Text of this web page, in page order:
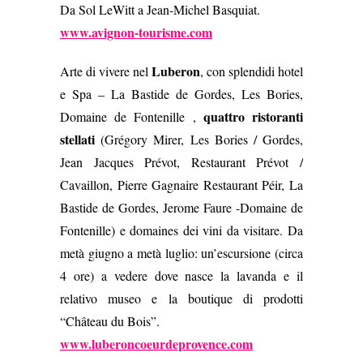
Da Sol LeWitt a Jean-Michel Basquiat.
www.avignon-tourisme.com
Arte di vivere nel Luberon, con splendidi hotel
e Spa – La Bastide de Gordes, Les Bories,
Domaine de Fontenille , quattro ristoranti
stellati (Grégory Mirer, Les Bories / Gordes,
Jean Jacques Prévot, Restaurant Prévot /
Cavaillon, Pierre Gagnaire Restaurant Péir, La
Bastide de Gordes, Jerome Faure -Domaine de
Fontenille) e domaines dei vini da visitare. Da
metà giugno a metà luglio: un’escursione (circa
4 ore) a vedere dove nasce la lavanda e il
relativo museo e la boutique di prodotti
“Château du Bois”.
www.luberoncoeurdeprovence.com